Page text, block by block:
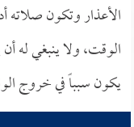
الأعذار وتكون صلاته
الوقت، ولا ينبغي له
يكون سبباً في خروج